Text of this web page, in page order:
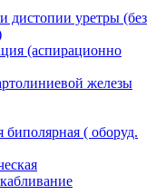
дистопии уретры (без
(аспирационно
железы
биполярная ( оборуд.